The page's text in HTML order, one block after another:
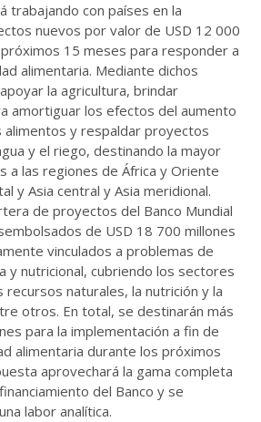
trabajando con países en la
nuevos por valor de USD 12 000
15 meses para responder a
alimentaria. Mediante dichos
la agricultura, brindar
amortiguar los efectos del aumento
alimentos y respaldar proyectos
y el riego, destinando la mayor
a las regiones de África y Oriente
y Asia central y Asia meridional.
de proyectos del Banco Mundial
de USD 18 700 millones
vinculados a problemas de
y nutricional, cubriendo los sectores
recursos naturales, la nutrición y la
otros. En total, se destinarán más
para la implementación a fin de
alimentaria durante los próximos
aprovechará la gama completa
del Banco y se
labor analítica.